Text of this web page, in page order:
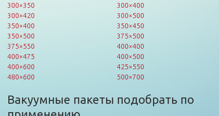
300×350
300×400
300×420
300×500
350×400
350×450
350×500
375×500
375×550
400×400
400×475
400×500
400×600
425×550
480×600
500×700
Вакуумные пакеты подобрать по